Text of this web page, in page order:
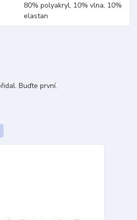
80% polyakryl, 10% vlna, 10%
elastan
Buďte první.